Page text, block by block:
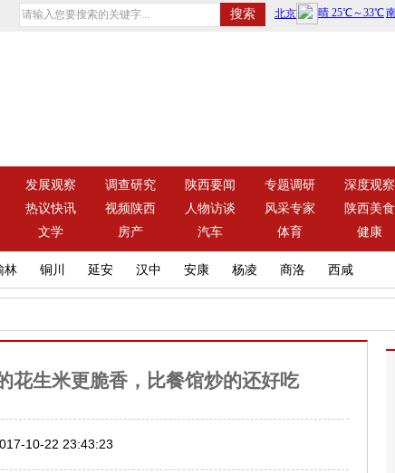
发展观察 调查研究 陕西要闻 专题调研 深度观察
热议快讯 视频陕西 人物访谈 风采专家 陕西美食
文学 房产 汽车 体育 健康
林 铜川 延安 汉中 安康 杨凌 商洛 西咸
花生米更脆香，比餐馆炒的还好吃
10-22 23:43:23